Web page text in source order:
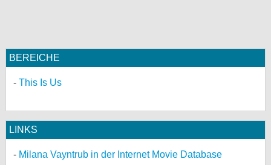
BEREICHE
This Is Us
LINKS
Milana Vayntrub in der Internet Movie Database